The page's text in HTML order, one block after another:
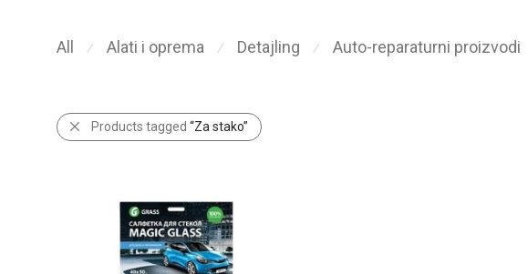
All ⁄ Alati i oprema ⁄ Detajling ⁄ Auto-reparaturni proizvodi
Products tagged “Za stako”